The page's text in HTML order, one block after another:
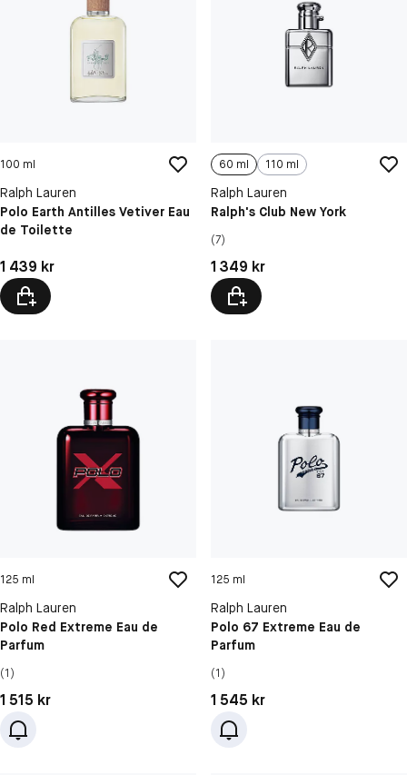
100 ml
Ralph Lauren
Polo Earth Antilles Vetiver Eau
de Toilette
Pris: 1 439 kr
1 439 kr
60 ml 110 ml
Ralph Lauren
Ralph's Club New York
(7)
Pris: 1 349 kr
1 349 kr
125 ml
Ralph Lauren
Polo Red Extreme Eau de
Parfum
(1)
Pris: 1 515 kr
1 515 kr
125 ml
Ralph Lauren
Polo 67 Extreme Eau de
Parfum
(1)
Pris: 1 545 kr
1 545 kr